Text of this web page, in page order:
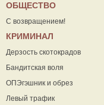
ОБЩЕСТВО
С возвращением!
КРИМИНАЛ
Дерзость скотокрадов
Бандитская воля
ОПЭгэшник и обрез
Левый трафик